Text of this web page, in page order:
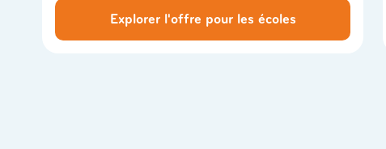
Explorer l'offre pour les écoles